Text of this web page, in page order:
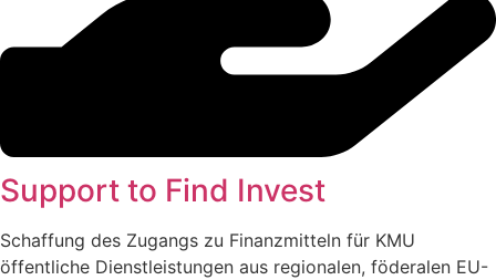
Support to Find Invest
Schaffung des Zugangs zu Finanzmitteln für KMU
öffentliche Dienstleistungen aus regionalen, föderalen EU-